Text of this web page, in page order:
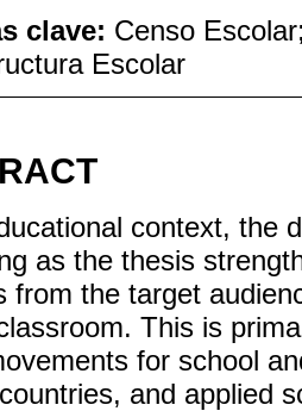
clave: Censo
Escolar
context, the
as the thesis
from the target
This is
for school
and applied